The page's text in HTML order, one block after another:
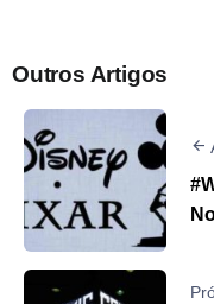
Outros Artigos